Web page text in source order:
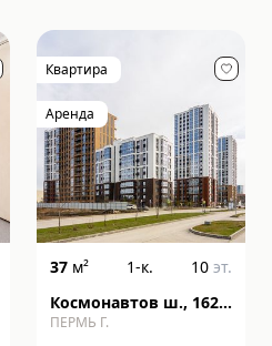
Квартира
Аренда
37 м² 1-к. 10 эт.
Космонавтов ш., 162,
литера к
ПЕРМЬ Г.